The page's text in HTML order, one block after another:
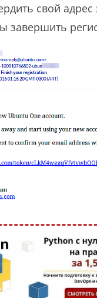
свой
завершить